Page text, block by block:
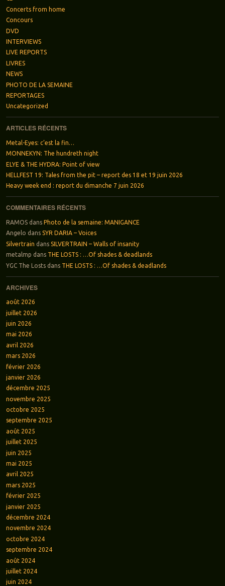
Concerts from home
Concours
DVD
INTERVIEWS
LIVE REPORTS
LIVRES
NEWS
PHOTO DE LA SEMAINE
REPORTAGES
Uncategorized
ARTICLES RÉCENTS
Metal-Eyes: c’est la fin…
MONNEKYN: The hundreth night
ELYE & THE HYDRA: Point of view
HELLFEST 19: Tales from the pit – report des 18 et 19 juin 2026
Heavy week end : report du dimanche 7 juin 2026
COMMENTAIRES RÉCENTS
RAMOSdans Photo de la semaine: MANIGANCE
Angelo dans SYR DARIA – Voices
Silvertrain dans SILVERTRAIN – Walls of insanity
metalmp dans THE LOSTS : …Of shades & deadlands
YGC The Lostsdans THE LOSTS : …Of shades & deadlands
ARCHIVES
août 2026
juillet 2026
juin 2026
mai 2026
avril 2026
mars 2026
février 2026
janvier 2026
décembre 2025
novembre 2025
octobre 2025
septembre 2025
août 2025
juillet 2025
juin 2025
mai 2025
avril 2025
mars 2025
février 2025
janvier 2025
décembre 2024
novembre 2024
octobre 2024
septembre 2024
août 2024
juillet 2024
juin 2024